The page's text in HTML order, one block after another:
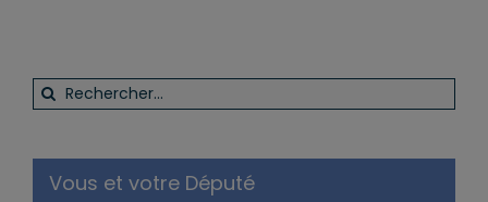
Rechercher:
Vous et votre Député